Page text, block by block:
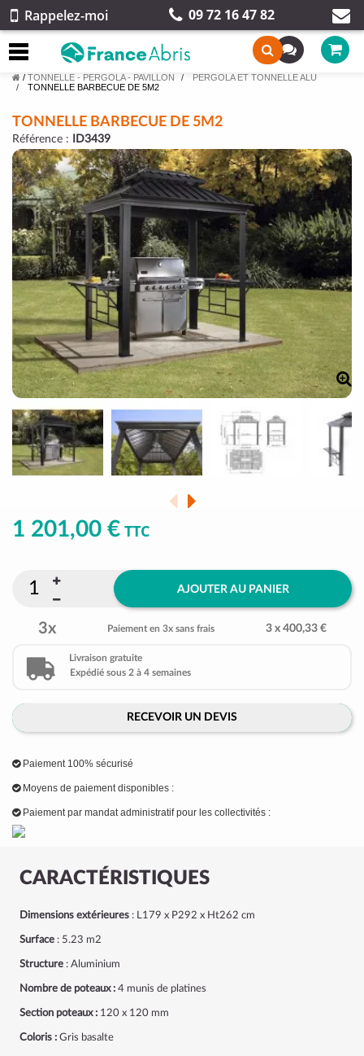
Rappelez-moi 09 72 16 47 82
/ TONNELLE - PERGOLA - PAVILLON
PERGOLA ET TONNELLE ALU
TONNELLE BARBECUE DE 5M2
TONNELLE BARBECUE DE 5M2
Référence : ID3439
CARACTÉRISTIQUES
Dimensions extérieures : L179 x P292 x Ht262 cm
Surface : 5.23 m2
Structure : Aluminium
Nombre de poteaux : 4 munis de platines
Section poteaux : 120 x 120 mm
Coloris : Gris basalte
1 201,00 € TTC
AJOUTER AU PANIER
3x Paiement en 3x sans frais 3 x 400,33 €
Livraison gratuite
Expédié sous 2 à 4 semaines
RECEVOIR UN DEVIS
Paiement 100% sécurisé
Moyens de paiement disponibles :
Paiement par mandat administratif pour les collectivités :